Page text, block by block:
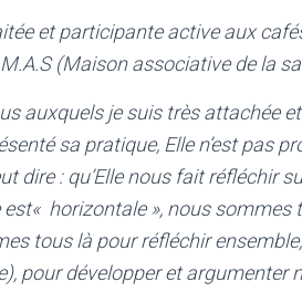
et participante active aux
(Maison associative de la
auxquels je suis très attachée
sa pratique, Elle n’est pas
dire : qu’Elle nous fait réfléchir
horizontale », nous sommes
tous là pour réfléchir
pour développer et argumenter